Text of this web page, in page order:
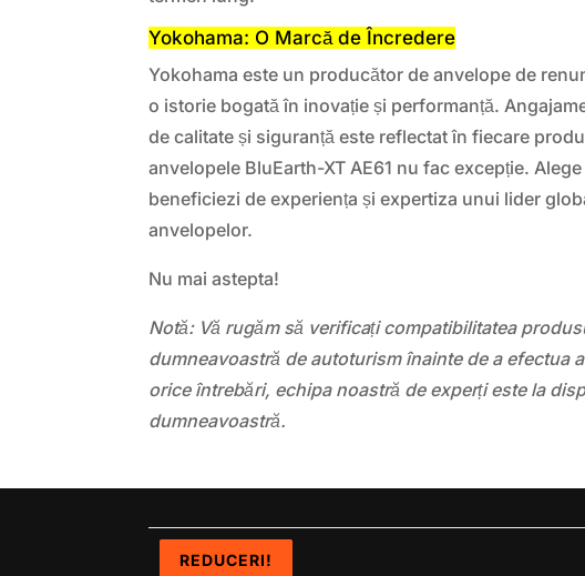
Yokohama: O Marcă de Încredere
Yokohama este un producător de anvelope de
o istorie bogată în inovație și performanță.
de calitate și siguranță este reflectat în fiecare
anvelopele BluEarth-XT AE61 nu fac excepție.
beneficiezi de experiența și expertiza unui lider
anvelopelor.
Nu mai astepta!
Notă: Vă rugăm să verificați compatibilitatea
dumneavoastră de autoturism înainte de a efectua
orice întrebări, echipa noastră de experți este la
dumneavoastră.
REDUCERI!
REDUCERI!
REDUCERI!
REDUCERI!